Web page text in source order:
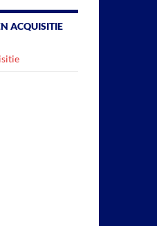
ACQUISITIE